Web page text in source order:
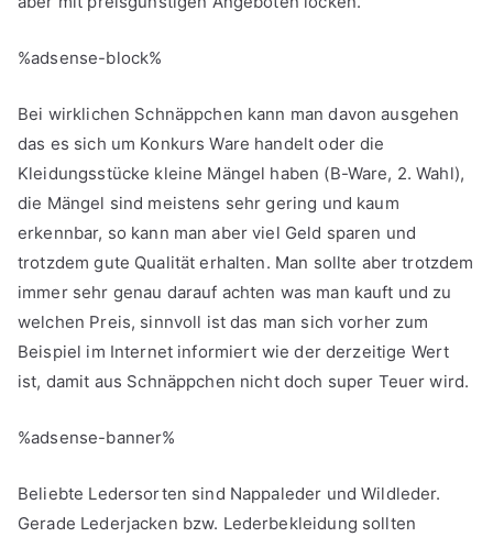
%adsense-block%
Bei wirklichen Schnäppchen kann man davon ausgehen
das es sich um Konkurs Ware handelt oder die
Kleidungsstücke kleine Mängel haben (B-Ware, 2. Wahl),
die Mängel sind meistens sehr gering und kaum
erkennbar, so kann man aber viel Geld sparen und
trotzdem gute Qualität erhalten. Man sollte aber trotzdem
immer sehr genau darauf achten was man kauft und zu
welchen Preis, sinnvoll ist das man sich vorher zum
Beispiel im Internet informiert wie der derzeitige Wert
ist, damit aus Schnäppchen nicht doch super Teuer wird.
%adsense-banner%
Beliebte Ledersorten sind Nappaleder und Wildleder.
Gerade Lederjacken bzw. Lederbekleidung sollten